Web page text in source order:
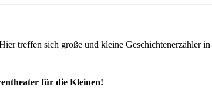
treffen sich große und kleine Geschichtenerzähler
für die Kleinen!